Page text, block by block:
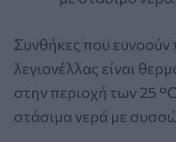
Συνθήκες που ευνοούν
λεγιονέλλας είναι
στην περιοχή των 25
στάσιμα νερά με